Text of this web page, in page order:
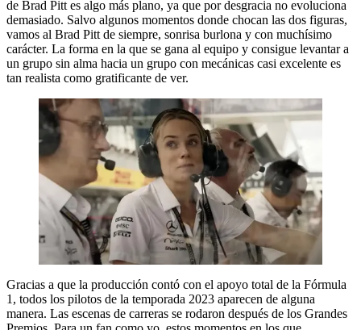
de Brad Pitt es algo más plano, ya que por desgracia no evoluciona
demasiado. Salvo algunos momentos donde chocan las dos figuras,
vamos al Brad Pitt de siempre, sonrisa burlona y con muchísimo
carácter. La forma en la que se gana al equipo y consigue levantar a
un grupo sin alma hacia un grupo con mecánicas casi excelente es
tan realista como gratificante de ver.
Gracias a que la producción contó con el apoyo total de la Fórmula
1, todos los pilotos de la temporada 2023 aparecen de alguna
manera. Las escenas de carreras se rodaron después de los Grandes